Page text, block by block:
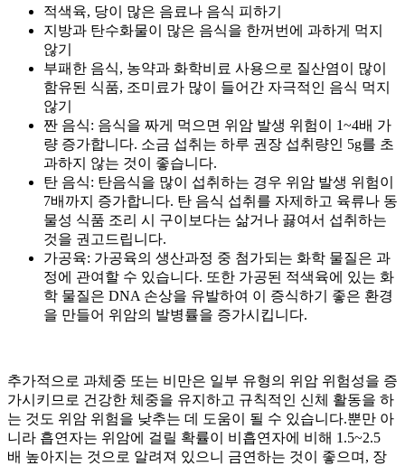
적색육, 당이 많은 음료나 음식 피하기
지방과 탄수화물이 많은 음식을 한꺼번에 과하게 먹지
않기
부패한 음식, 농약과 화학비료 사용으로 질산염이 많이
함유된 식품, 조미료가 많이 들어간 자극적인 음식 먹지
않기
짠 음식: 음식을 짜게 먹으면 위암 발생 위험이 1~4배 가
량 증가합니다. 소금 섭취는 하루 권장 섭취량인 5g를 초
과하지 않는 것이 좋습니다.
탄 음식: 탄음식을 많이 섭취하는 경우 위암 발생 위험이
7배까지 증가합니다. 탄 음식 섭취를 자제하고 육류나 동
물성 식품 조리 시 구이보다는 삶거나 끓여서 섭취하는
것을 권고드립니다.
가공육: 가공육의 생산과정 중 첨가되는 화학 물질은 과
정에 관여할 수 있습니다. 또한 가공된 적색육에 있는 화
학 물질은 DNA 손상을 유발하여 이 증식하기 좋은 환경
을 만들어 위암의 발병률을 증가시킵니다.
추가적으로 과체중 또는 비만은 일부 유형의 위암 위험성을 증
가시키므로 건강한 체중을 유지하고 규칙적인 신체 활동을 하
는 것도 위암 위험을 낮추는 데 도움이 될 수 있습니다.뿐만 아
니라 흡연자는 위암에 걸릴 확률이 비흡연자에 비해 1.5~2.5
배 높아지는 것으로 알려져 있으니 금연하는 것이 좋으며, 장